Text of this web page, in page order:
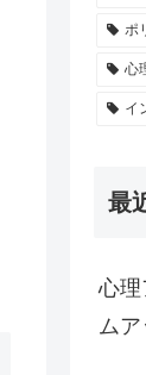
ポ
心
イ
最
心理
ムア